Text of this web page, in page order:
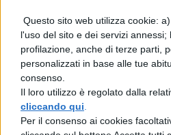
Questo sito web utilizza cookie:
l'uso del sito e dei servizi
profilazione, anche di terze parti,
personalizzati in base alle tue
consenso.
Il loro utilizzo è regolato dalla
cliccando qui
Per il consenso ai cookies
Moccia: “Giuseppe è
Scamarcio”.Non resta
qualche giorno per
scoperta del Re Mida
teenagers riuscirà a